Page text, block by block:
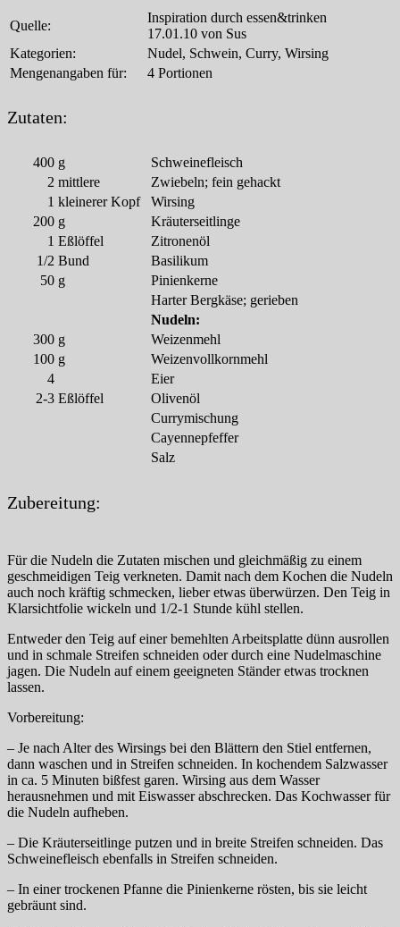
Quelle:
Inspiration durch essen&trinken
17.01.10 von Sus
Kategorien:
Nudel, Schwein, Curry, Wirsing
Mengenangaben für:
4 Portionen
Zutaten:
400 g
Schweinefleisch
2 mittlere
Zwiebeln; fein gehackt
1 kleinerer Kopf
Wirsing
200 g
Kräuterseitlinge
1 Eßlöffel
Zitronenöl
1/2 Bund
Basilikum
50 g
Pinienkerne
Harter Bergkäse; gerieben
Nudeln:
300 g
Weizenmehl
100 g
Weizenvollkornmehl
4
Eier
2-3 Eßlöffel
Olivenöl
Currymischung
Cayennepfeffer
Salz
Zubereitung:
Für die Nudeln die Zutaten mischen und gleichmäßig zu einem
geschmeidigen Teig verkneten. Damit nach dem Kochen die Nudeln
auch noch kräftig schmecken, lieber etwas überwürzen. Den Teig in
Klarsichtfolie wickeln und 1/2-1 Stunde kühl stellen.
Entweder den Teig auf einer bemehlten Arbeitsplatte dünn ausrollen
und in schmale Streifen schneiden oder durch eine Nudelmaschine
jagen. Die Nudeln auf einem geeigneten Ständer etwas trocknen
lassen.
Vorbereitung:
– Je nach Alter des Wirsings bei den Blättern den Stiel entfernen,
dann waschen und in Streifen schneiden. In kochendem Salzwasser
in ca. 5 Minuten bißfest garen. Wirsing aus dem Wasser
herausnehmen und mit Eiswasser abschrecken. Das Kochwasser für
die Nudeln aufheben.
– Die Kräuterseitlinge putzen und in breite Streifen schneiden. Das
Schweinefleisch ebenfalls in Streifen schneiden.
– In einer trockenen Pfanne die Pinienkerne rösten, bis sie leicht
gebräunt sind.